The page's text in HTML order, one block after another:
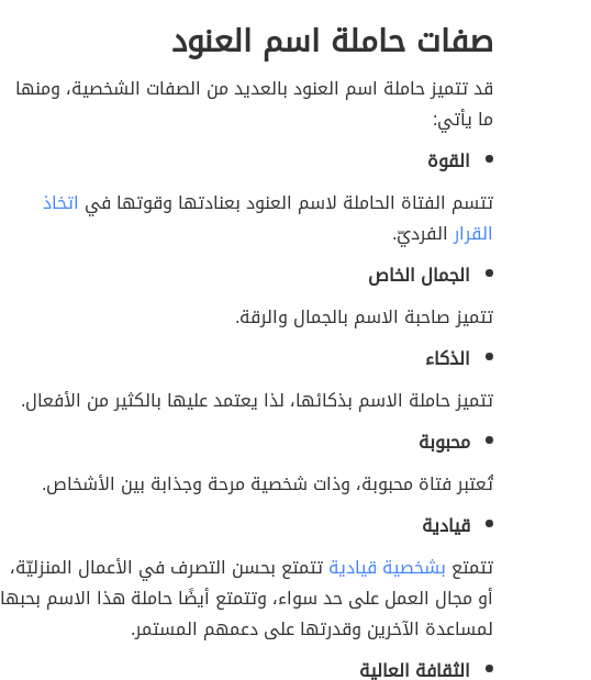
صفات حاملة اسم العنود
قد تتميز حاملة اسم العنود بالعديد من الصفات الشخصية، ومنها
ما يأتي:
القوة
تتسم الفتاة الحاملة لاسم العنود بعنادتها وقوتها في اتخاذ
القرارالفرديّ.
الجمال الخاص
تتميز صاحبة الاسم بالجمال والرقة.
الذكاء
تتميز حاملة الاسم بذكائها، لذا يعتمد عليها بالكثير من الأفعال.
محبوبة
تُعتبر فتاة محبوبة، وذات شخصية مرحة وجذابة بين الأشخاص.
قيادية
تتمتع بشخصية قياديةتتمتع بحسن التصرف في الأعمال المنزليّة،
أو مجال العمل على حد سواء، وتتمتع أيضًا حاملة هذا الاسم بحبها
لمساعدة الآخرين وقدرتها على دعمهم المستمر.
الثقافة العالية